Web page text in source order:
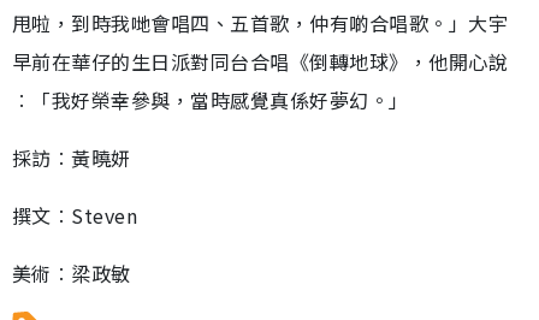
甩啦，到時我哋會唱四、五首歌，仲有啲合唱歌。」大宇
早前在華仔的生日派對同台合唱《倒轉地球》，他開心說
︰「我好榮幸參與，當時感覺真係好夢幻。」
採訪︰黃曉妍
撰文︰Steven
美術︰梁政敏